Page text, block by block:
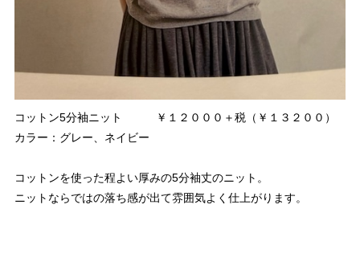
コットン5分袖ニット ￥１２０００＋税（￥１３２００）
カラー：グレー、ネイビー
コットンを使った程よい厚みの5分袖丈のニット。
ニットならではの落ち感が出て雰囲気よく仕上がります。